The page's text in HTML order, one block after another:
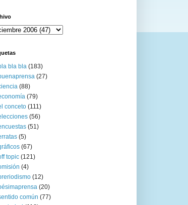
bla bla (183)
(27)
(88)
(79)
conceto (111)
(56)
(51)
(5)
(67)
topic (121)
(4)
(12)
(20)
común (77)